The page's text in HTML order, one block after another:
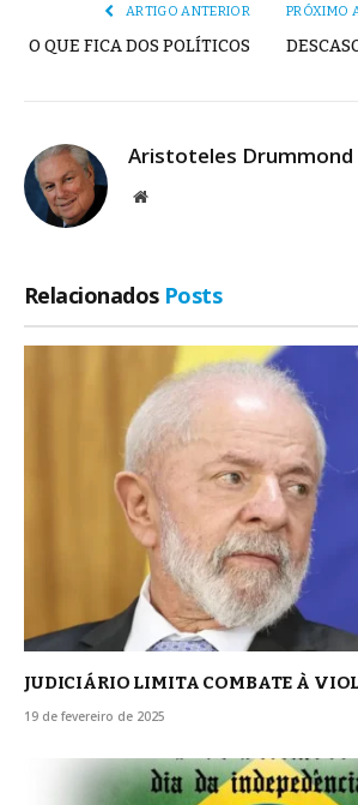
ARTIGO ANTERIOR
O QUE FICA DOS POLÍTICOS
PRÓXIMO
Aristoteles Drummond
Site
Relacionados Posts
JUDICIÁRIO LIMITA COMBATE À
19 de fevereiro de 2025